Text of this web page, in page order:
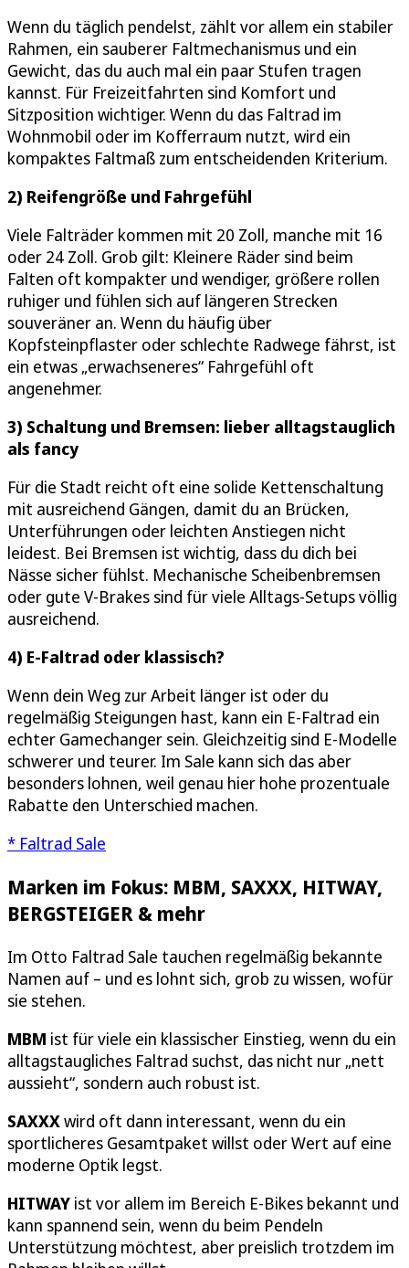
Wenn du täglich pendelst, zählt vor allem ein stabiler
Rahmen, ein sauberer Faltmechanismus und ein
Gewicht, das du auch mal ein paar Stufen tragen
kannst. Für Freizeitfahrten sind Komfort und
Sitzposition wichtiger. Wenn du das Faltrad im
Wohnmobil oder im Kofferraum nutzt, wird ein
kompaktes Faltmaß zum entscheidenden Kriterium.
2) Reifengröße und Fahrgefühl
Viele Falträder kommen mit 20 Zoll, manche mit 16
oder 24 Zoll. Grob gilt: Kleinere Räder sind beim
Falten oft kompakter und wendiger, größere rollen
ruhiger und fühlen sich auf längeren Strecken
souveräner an. Wenn du häufig über
Kopfsteinpflaster oder schlechte Radwege fährst, ist
ein etwas „erwachseneres“ Fahrgefühl oft
angenehmer.
3) Schaltung und Bremsen: lieber alltagstauglich
als fancy
Für die Stadt reicht oft eine solide Kettenschaltung
mit ausreichend Gängen, damit du an Brücken,
Unterführungen oder leichten Anstiegen nicht
leidest. Bei Bremsen ist wichtig, dass du dich bei
Nässe sicher fühlst. Mechanische Scheibenbremsen
oder gute V-Brakes sind für viele Alltags-Setups völlig
ausreichend.
4) E-Faltrad oder klassisch?
Wenn dein Weg zur Arbeit länger ist oder du
regelmäßig Steigungen hast, kann ein E-Faltrad ein
echter Gamechanger sein. Gleichzeitig sind E-Modelle
schwerer und teurer. Im Sale kann sich das aber
besonders lohnen, weil genau hier hohe prozentuale
Rabatte den Unterschied machen.
* Faltrad Sale
Marken im Fokus: MBM, SAXXX, HITWAY,
BERGSTEIGER & mehr
Im Otto Faltrad Sale tauchen regelmäßig bekannte
Namen auf – und es lohnt sich, grob zu wissen, wofür
sie stehen.
MBM ist für viele ein klassischer Einstieg, wenn du ein
alltagstaugliches Faltrad suchst, das nicht nur „nett
aussieht“, sondern auch robust ist.
SAXXXwird oft dann interessant, wenn du ein
sportlicheres Gesamtpaket willst oder Wert auf eine
moderne Optik legst.
HITWAY ist vor allem im Bereich E-Bikes bekannt und
kann spannend sein, wenn du beim Pendeln
Unterstützung möchtest, aber preislich trotzdem im